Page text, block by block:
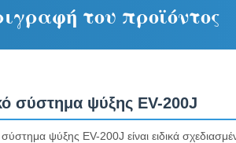
του προϊόντος
σύστημα ψύξης EV-200J
σύστημα ψύξης EV-200J είναι ειδικά